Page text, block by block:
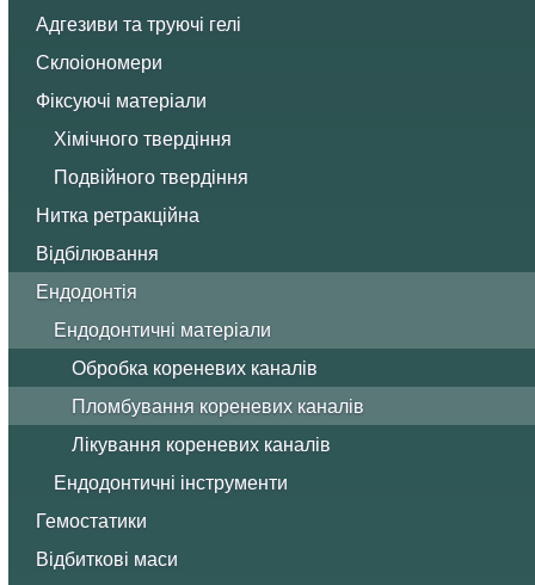
Адгезиви та труючі гелі
Склоіономери
Фіксуючі матеріали
Хімічного твердіння
Подвійного твердіння
Нитка ретракційна
Відбілювання
Ендодонтія
Ендодонтичні матеріали
Обробка кореневих каналів
Пломбування кореневих каналів
Лікування кореневих каналів
Ендодонтичні інструменти
Гемостатики
Відбиткові маси